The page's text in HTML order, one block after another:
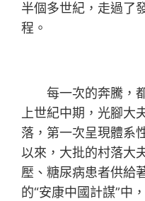
半個多世紀，走過了
程。
每一次的奔騰，都
上世紀中期，光腳大
落，第一次呈現體系
以來，大批的村落大
壓、糖尿病患者供給
的“安康中國計謀”中